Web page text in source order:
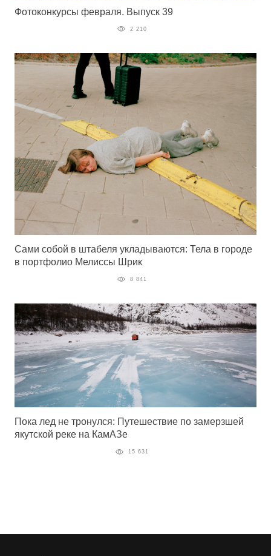
Фотоконкурсы февраля. Выпуск 39
2 210
Сами собой в штабеля укладываются: Тела в городе
в портфолио Мелиссы Шрик
8 841
Пока лед не тронулся: Путешествие по замерзшей
якутской реке на КамАЗе
15 631